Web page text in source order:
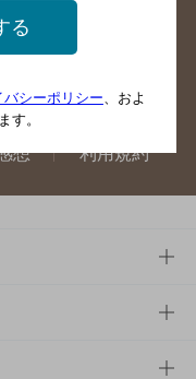
更新方法のご案内
ン
想 利用規約
る
バシーポリシー 、およ
す。